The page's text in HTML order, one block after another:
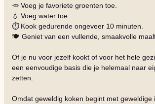
🥕 Voeg je favoriete groenten toe.
💧 Voeg water toe.
⏱️ Kook gedurende ongeveer 10 minuten.
🍽️ Geniet van een vullende, smaakvolle
Of je nu voor jezelf kookt of voor het hele
een eenvoudige basis die je helemaal naar
zetten.
Omdat geweldig koken begint met